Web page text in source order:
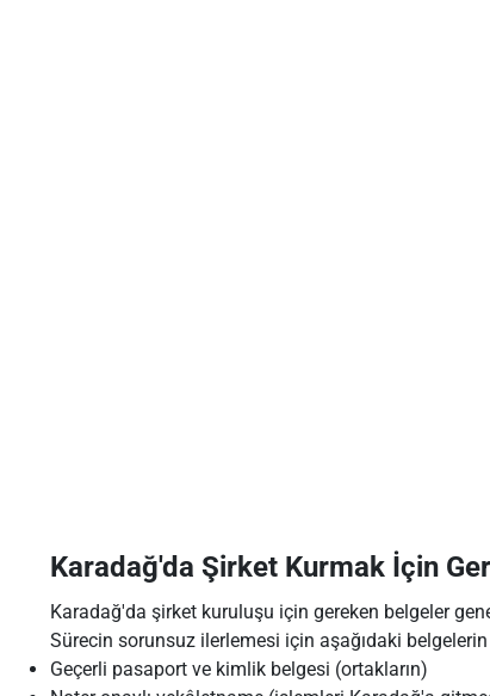
Karadağ'da Şirket Kurmak İçin
Karadağ'da şirket kuruluşu için gereken belgeler
Sürecin sorunsuz ilerlemesi için aşağıdaki
Geçerli pasaport ve kimlik belgesi (ortakların)